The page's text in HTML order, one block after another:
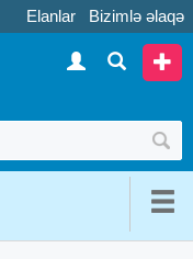
Elanlar Bizimlə əlaqə